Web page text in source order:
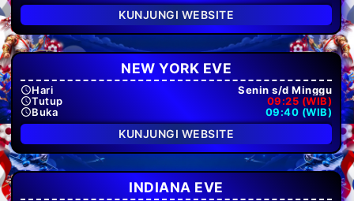
KUNJUNGI WEBSITE
NEW YORK EVE
Hari
Senin s/d Minggu
Tutup
09:25 (WIB)
Buka
09:40 (WIB)
KUNJUNGI WEBSITE
INDIANA EVE